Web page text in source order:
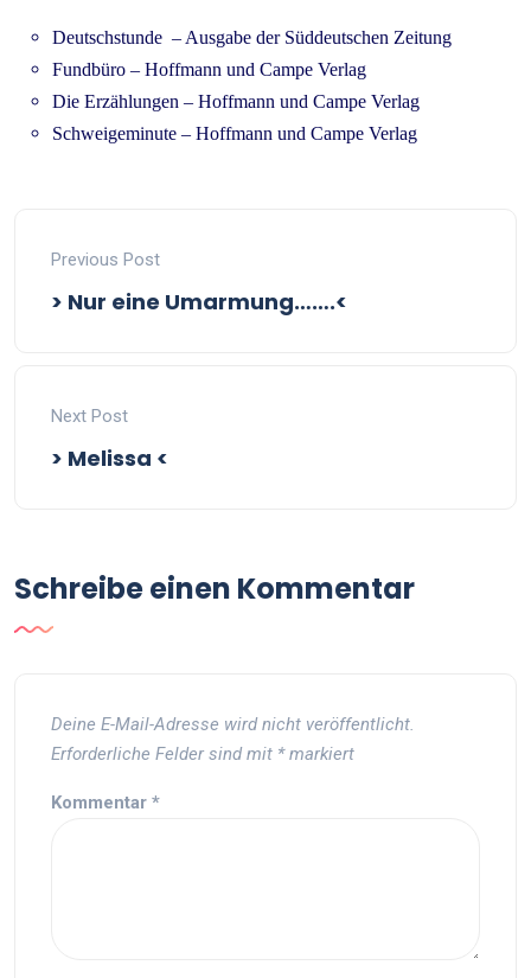
Deutschstunde – Ausgabe der Süddeutschen Zeitung
Fundbüro – Hoffmann und Campe Verlag
Die Erzählungen – Hoffmann und Campe Verlag
Schweigeminute – Hoffmann und Campe Verlag
Previous Post
> Nur eine Umarmung…….<
Next Post
> Melissa <
Schreibe einen Kommentar
Deine E-Mail-Adresse wird nicht veröffentlicht.
Erforderliche Felder sind mit *markiert
Kommentar *